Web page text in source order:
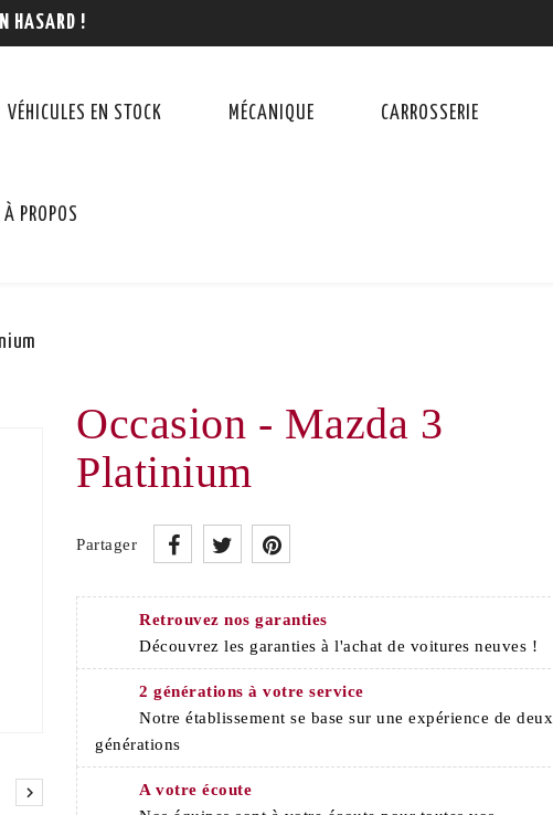
HASARD !
VÉHICULES EN STOCK MÉCANIQUE CARROSSERIE
À PROPOS

Occasion - Mazda 3
Platinium
Partager
Retrouvez nos garanties
Découvrez les garanties à l'achat de voitures neuves !
2 générations à votre service
Notre établissement se base sur une expérience de deux
générations
A votre écoute